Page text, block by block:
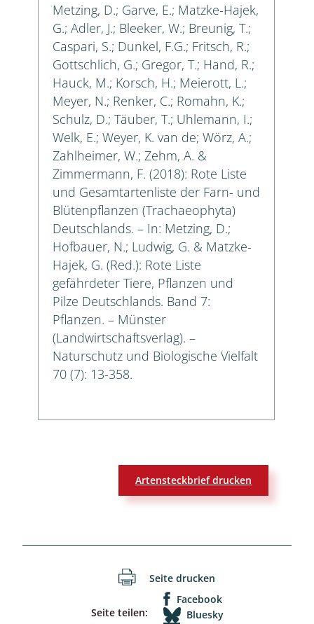
Metzing, D.; Garve, E.; Matzke-Hajek,
G.; Adler, J.; Bleeker, W.; Breunig, T.;
Caspari, S.; Dunkel, F.G.; Fritsch, R.;
Gottschlich, G.; Gregor, T.; Hand, R.;
Hauck, M.; Korsch, H.; Meierott, L.;
Meyer, N.; Renker, C.; Romahn, K.;
Schulz, D.; Täuber, T.; Uhlemann, I.;
Welk, E.; Weyer, K. van de; Wörz, A.;
Zahlheimer, W.; Zehm, A. &
Zimmermann, F. (2018): Rote Liste
und Gesamtartenliste der Farn- und
Blütenpflanzen (Trachaeophyta)
Deutschlands. – In: Metzing, D.;
Hofbauer, N.; Ludwig, G. & Matzke-
Hajek, G. (Red.): Rote Liste
gefährdeter Tiere, Pflanzen und
Pilze Deutschlands. Band 7:
Pflanzen. – Münster
(Landwirtschaftsverlag). –
Naturschutz und Biologische Vielfalt
70 (7): 13-358.
Artensteckbrief drucken
Seite drucken
Seite teilen:
Facebook
Bluesky